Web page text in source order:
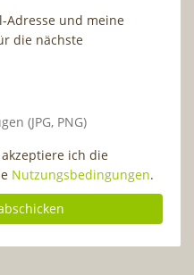
Adresse und meine
die nächste
(JPG, PNG)
ich die
Nutzungsbedingungen.